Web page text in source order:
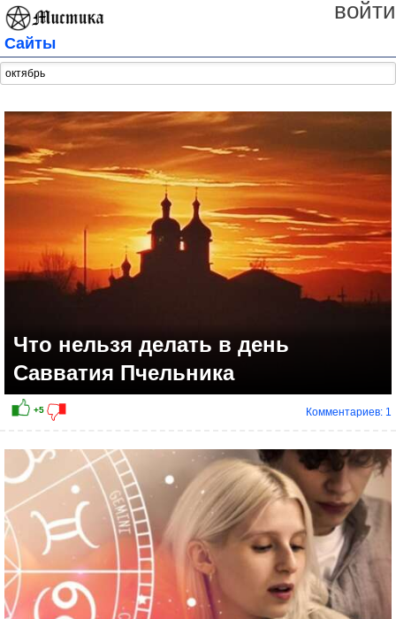
войти
Сайты
Что нельзя делать в день
Савватия Пчельника
Комментариев: 1